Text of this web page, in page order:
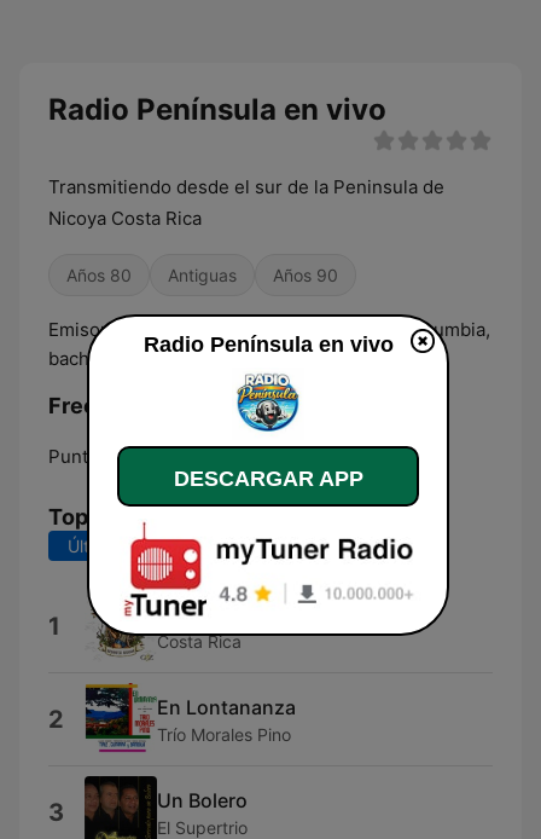
Radio Península en vivo
Transmitiendo desde el sur de la Peninsula de
Nicoya Costa Rica
Años 80 Antiguas Años 90
Emisora de corte tropical, salsa, merengue, cumbia,
bachata, socca, bolero
Frecuencias Radio Península:
Puntarenas: Online
Top Canciones
Últimos 7 días Últimos 30 días
1 Costa Rica
Costa Rica
2 En Lontananza
Trío Morales Pino
3 Un Bolero
El Supertrio
Radio Península en vivo
DESCARGAR APP